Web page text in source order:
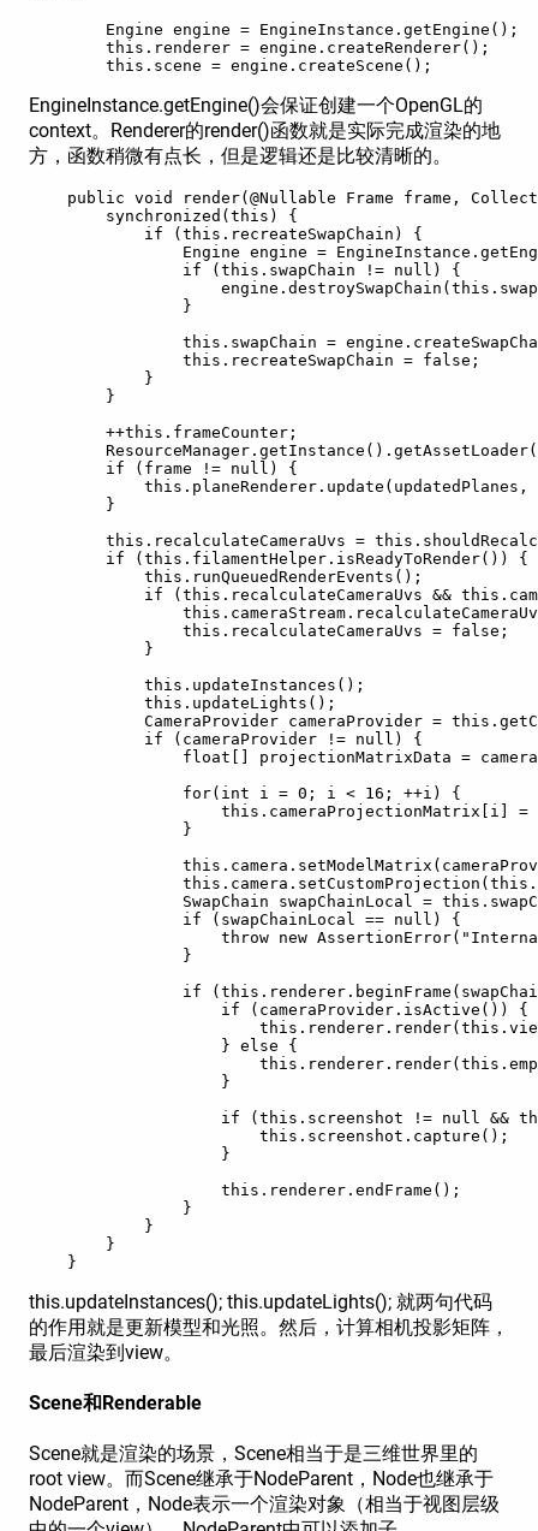
        Engine engine = EngineInstance.getEngine();
        this.renderer = engine.createRenderer();
        this.scene = engine.createScene();
EngineInstance.getEngine()会保证创建一个OpenGL的
context。Renderer的render()函数就是实际完成渲染的地
方，函数稍微有点长，但是逻辑还是比较清晰的。
public void render(@Nullable Frame frame,
        synchronized(this) {
            if (this.recreateSwapChain) {
Engine engine =
                if (this.swapChain != null) {
                }
this.swapChain =
                this.recreateSwapChain = false;
            }
        }
        ++this.frameCounter;
        if (frame != null) {
this.planeRenderer.update(updatedPlanes,
        }
this.recalculateCameraUvs =
        if (this.filamentHelper.isReadyToRender()) {
            this.runQueuedRenderEvents();
if (this.recalculateCameraUvs &&
                this.recalculateCameraUvs = false;
            }
            this.updateInstances();
            this.updateLights();
CameraProvider cameraProvider =
            if (cameraProvider != null) {
float[] projectionMatrixData =
                for(int i = 0; i < 16; ++i) {
this.cameraProjectionMatrix[i]
                }
SwapChain swapChainLocal =
                if (swapChainLocal == null) {
throw new
                }
if
                    if (cameraProvider.isActive()) {
                    } else {
                    }
if (this.screenshot != null &&
                        this.screenshot.capture();
                    }
                    this.renderer.endFrame();
                }
            }
        }
this.updateInstances(); this.updateLights(); 就两句代码
的作用就是更新模型和光照。然后，计算相机投影矩阵，
最后渲染到view。
Scene和Renderable
Scene就是渲染的场景，Scene相当于是三维世界里的
root view。而Scene继承于NodeParent，Node也继承于
NodeParent，Node表示一个渲染对象（相当于视图层级